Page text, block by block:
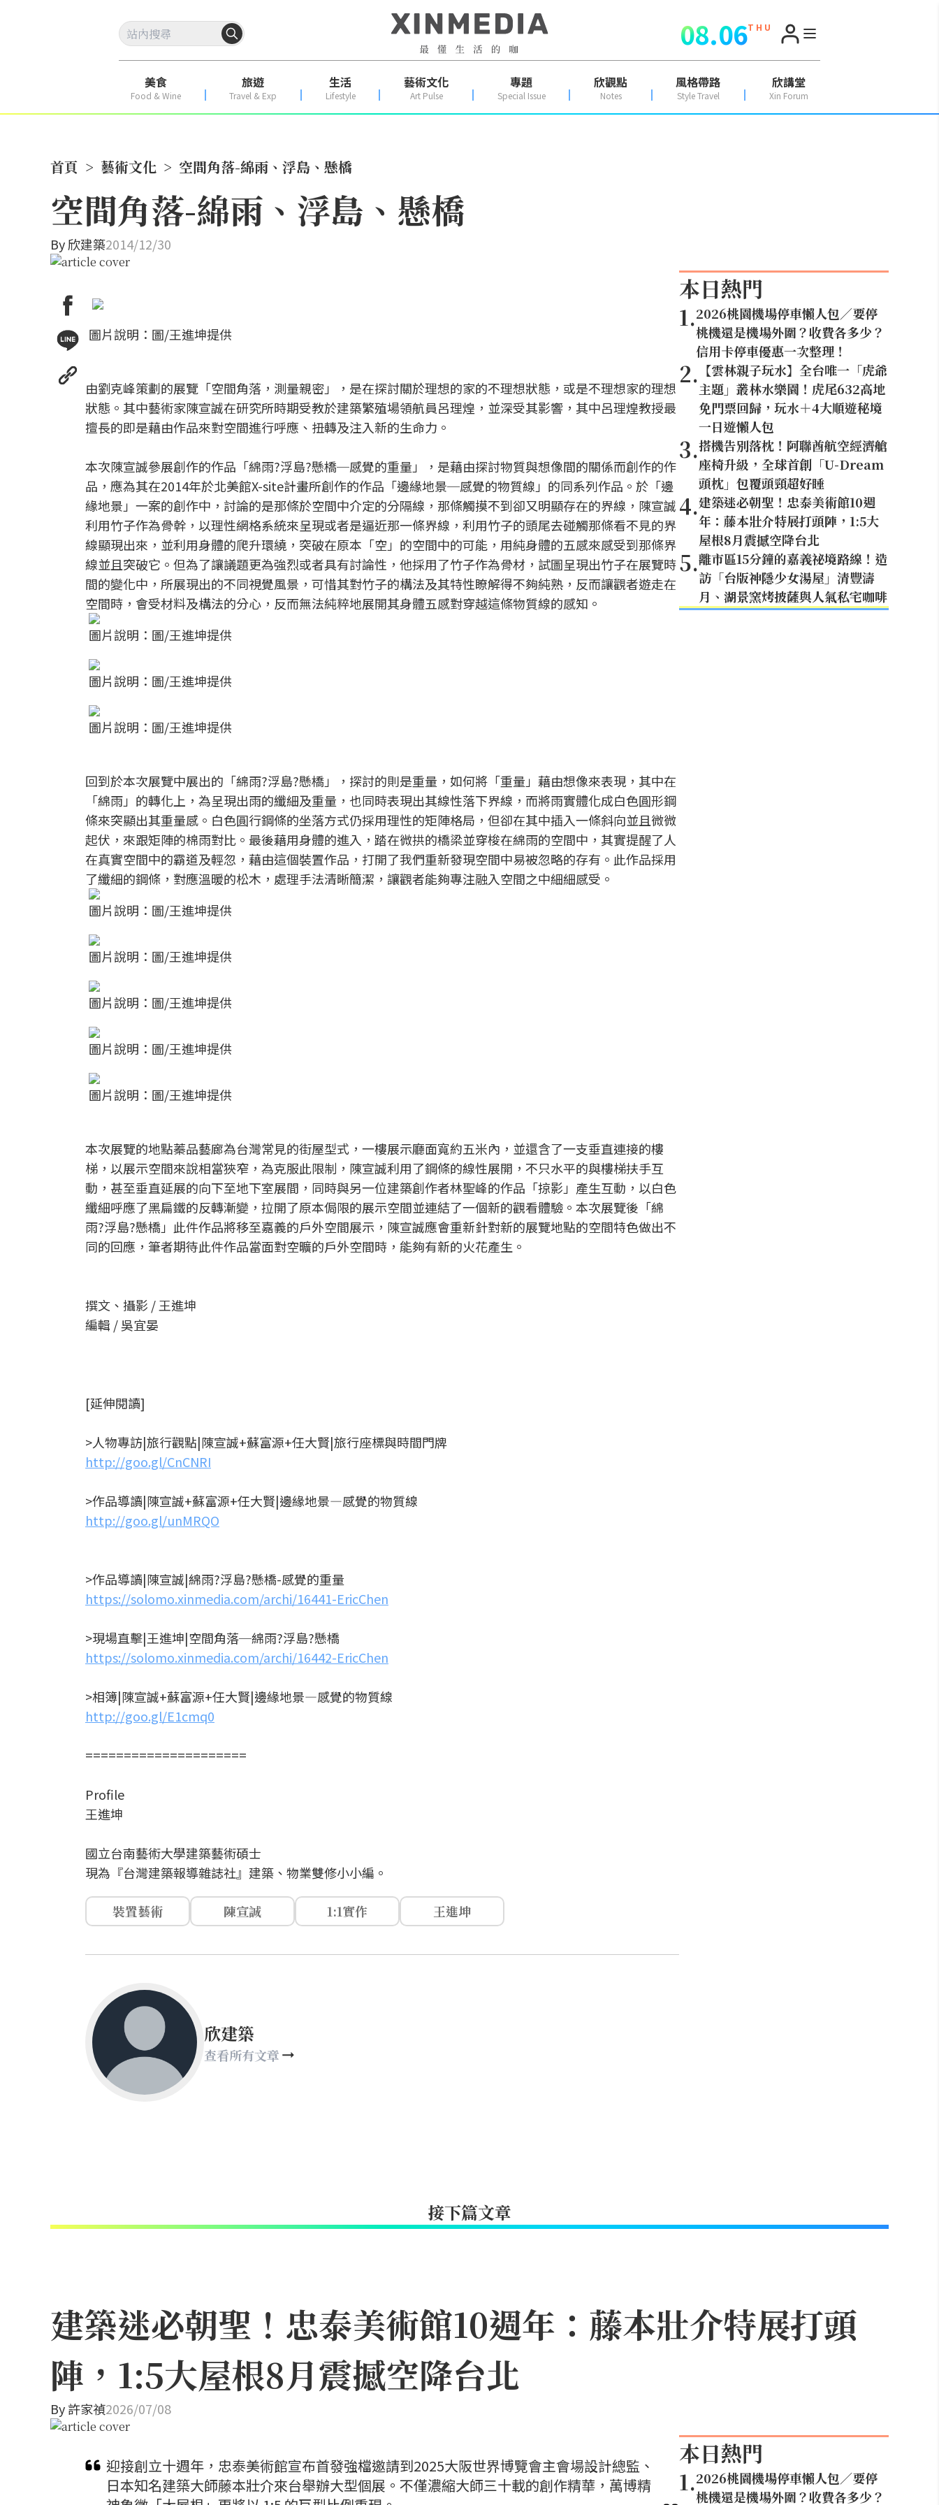
08.06T H U
美食
Food & Wine
旅遊
Travel & Exp
生活
Lifestyle
藝術文化
Art Pulse
專題
Special Issue
欣觀點
Notes
風格帶路
Style Travel
欣講堂
Xin Forum
首頁 > 藝術文化 > 空間角落-綿雨、浮島、懸橋
空間角落-綿雨、浮島、懸橋
By欣建築2014/12/30
圖片說明：圖/王進坤提供
由劉克峰策劃的展覽「空間角落，測量親密」，是在探討關於理想的家的不理想狀態，或是不理想家的理想
狀態。其中藝術家陳宣誠在研究所時期受教於建築繁殖場領航員呂理煌，並深受其影響，其中呂理煌教授最
擅長的即是藉由作品來對空間進行呼應、扭轉及注入新的生命力。
本次陳宣誠參展創作的作品「綿雨?浮島?懸橋─感覺的重量」，是藉由探討物質與想像間的關係而創作的作
品，應為其在2014年於北美館X-site計畫所創作的作品「邊緣地景─感覺的物質線」的同系列作品。於「邊
緣地景」一案的創作中，討論的是那條於空間中介定的分隔線，那條觸摸不到卻又明顯存在的界線，陳宣誠
利用竹子作為骨幹，以理性網格系統來呈現或者是逼近那一條界線，利用竹子的頭尾去碰觸那條看不見的界
線顯現出來，並利用身體的爬升環繞，突破在原本「空」的空間中的可能，用純身體的五感來感受到那條界
線並且突破它。但為了讓議題更為強烈或者具有討論性，他採用了竹子作為骨材，試圖呈現出竹子在展覽時
間的變化中，所展現出的不同視覺風景，可惜其對竹子的構法及其特性瞭解得不夠純熟，反而讓觀者遊走在
空間時，會受材料及構法的分心，反而無法純粹地展開其身體五感對穿越這條物質線的感知。
圖片說明：圖/王進坤提供
圖片說明：圖/王進坤提供
圖片說明：圖/王進坤提供
回到於本次展覽中展出的「綿雨?浮島?懸橋」，探討的則是重量，如何將「重量」藉由想像來表現，其中在
「綿雨」的轉化上，為呈現出雨的纖細及重量，也同時表現出其線性落下界線，而將雨實體化成白色圓形鋼
條來突顯出其重量感。白色圓行鋼條的坐落方式仍採用理性的矩陣格局，但卻在其中插入一條斜向並且微微
起伏，來跟矩陣的棉雨對比。最後藉用身體的進入，踏在微拱的橋梁並穿梭在綿雨的空間中，其實提醒了人
在真實空間中的霸道及輕忽，藉由這個裝置作品，打開了我們重新發現空間中易被忽略的存有。此作品採用
了纖細的鋼條，對應溫暖的松木，處理手法清晰簡潔，讓觀者能夠專注融入空間之中細細感受。
圖片說明：圖/王進坤提供
圖片說明：圖/王進坤提供
圖片說明：圖/王進坤提供
圖片說明：圖/王進坤提供
圖片說明：圖/王進坤提供
本次展覽的地點蓁品藝廊為台灣常見的街屋型式，一樓展示廳面寬約五米內，並還含了一支垂直連接的樓
梯，以展示空間來說相當狹窄，為克服此限制，陳宣誠利用了鋼條的線性展開，不只水平的與樓梯扶手互
動，甚至垂直延展的向下至地下室展間，同時與另一位建築創作者林聖峰的作品「掠影」產生互動，以白色
纖細呼應了黑扁鐵的反轉漸變，拉開了原本侷限的展示空間並連結了一個新的觀看體驗。本次展覽後「綿
雨?浮島?懸橋」此件作品將移至嘉義的戶外空間展示，陳宣誠應會重新針對新的展覽地點的空間特色做出不
同的回應，筆者期待此件作品當面對空曠的戶外空間時，能夠有新的火花產生。
撰文、攝影 / 王進坤
編輯 / 吳宜晏
[延伸閱讀]
>人物專訪|旅行觀點|陳宣誠+蘇富源+任大賢|旅行座標與時間門牌
http://goo.gl/CnCNRI
>作品導讀|陳宣誠+蘇富源+任大賢|邊緣地景—感覺的物質線
http://goo.gl/unMRQO
>作品導讀|陳宣誠|綿雨?浮島?懸橋-感覺的重量
https://solomo.xinmedia.com/archi/16441-EricChen
>現場直擊|王進坤|空間角落─綿雨?浮島?懸橋
https://solomo.xinmedia.com/archi/16442-EricChen
>相簿|陳宣誠+蘇富源+任大賢|邊緣地景—感覺的物質線
http://goo.gl/E1cmq0
=====================
Profile
王進坤
國立台南藝術大學建築藝術碩士
現為『台灣建築報導雜誌社』建築、物業雙修小小編。
裝置藝術 陳宣誠 1:1實作 王進坤
欣建築
查看所有文章
本日熱門
1.2026桃園機場停車懶人包／要停
桃機還是機場外圍？收費各多少？
信用卡停車優惠一次整理！
2. 【雲林親子玩水】全台唯一「虎爺
主題」叢林水樂園！虎尾632高地
免門票回歸，玩水＋4大順遊秘境
一日遊懶人包
3.搭機告別落枕！阿聯酋航空經濟艙
座椅升級，全球首創「U-Dream
頭枕」包覆頭頸超好睡
4.建築迷必朝聖！忠泰美術館10週
年：藤本壯介特展打頭陣，1:5大
屋根8月震撼空降台北
5.離市區15分鐘的嘉義祕境路線！造
訪「台版神隱少女湯屋」清豐濤
月、湖景窯烤披薩與人氣私宅咖啡
接下篇文章
建築迷必朝聖！忠泰美術館10週年：藤本壯介特展打頭
陣，1:5大屋根8月震撼空降台北
By許家禎2026/07/08
迎接創立十週年，忠泰美術館宣布首發強檔邀請到2025大阪世界博覽會主會場設計總監、
日本知名建築大師藤本壯介來台舉辦大型個展。不僅濃縮大師三十載的創作精華，萬博精
本日熱門
1.2026桃園機場停車懶人包／要停
桃機還是機場外圍？收費各多少？